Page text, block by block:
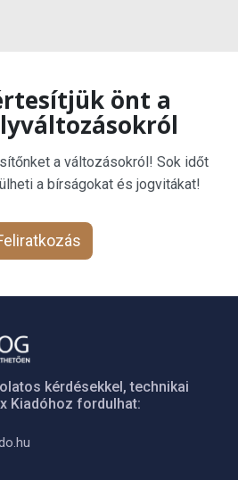
önt a
a változásokról! Sok időt
a bírságokat és jogvitákat!
kérdésekkel, technikai
Kiadóhoz fordulhat: